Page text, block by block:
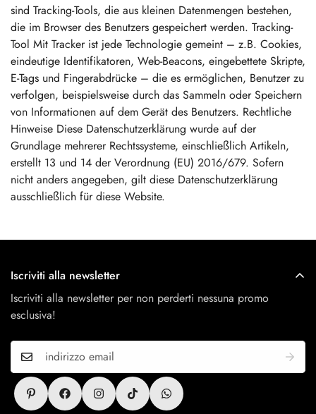
Iscriviti alla newsletter
Iscriviti alla newsletter per non perderti nessuna promo
esclusiva!